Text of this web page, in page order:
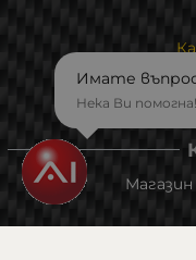
Магазин
Имате
Нека Ви помогна!